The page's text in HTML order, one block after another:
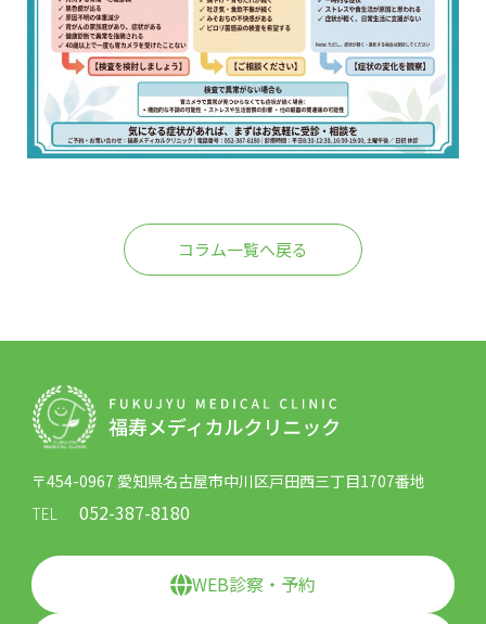
コラム一覧へ戻る
〒454-0967 愛知県名古屋市中川区戸田西三丁目1707番地
TEL
052-387-8180
WEB診察・予約